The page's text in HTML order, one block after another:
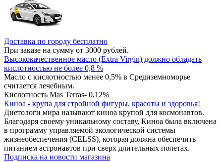
Доставка по городу бесплатно
При заказе на сумму от 3000 рублей.
Высококачественное масло (Extra Virgin) должно обладать
кислотностью не более 0,8 %
Масло с кислотностью менее 0,5% в Средиземноморье
считается лечебным.
Кислотность Mas Terras- 0,12%
Киноа - крупа для стройной фигуры, красоты и здоровья!
Диетологи мира называют киноа крупой для космонавтов.
Благодаря своему уникальному составу, Киноа была включена
в программу управляемой экологической системы
жизнеобеспечения (CELSS), которая должна обеспечить
питанием астронавтов при сверх длительных полетах.
Подписка на новости магазина